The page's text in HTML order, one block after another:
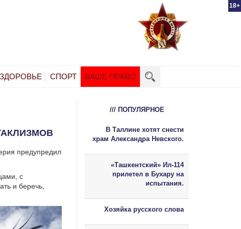
18+
ЗДОРОВЬЕ СПОРТ ВАШЕ ПРАВО
предупредил
с
и беречь,
/// ПОПУЛЯРНОЕ
В Таллине хотят снести
храм Александра Невского.
«Ташкентский» Ил-114
прилетел в Бухару на
испытания.
Хозяйка русского слова